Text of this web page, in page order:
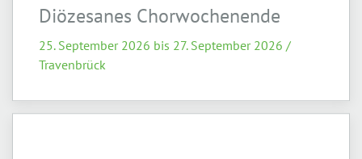
Diözesanes Chorwochenende
25. September 2026 bis 27. September 2026 /
Travenbrück